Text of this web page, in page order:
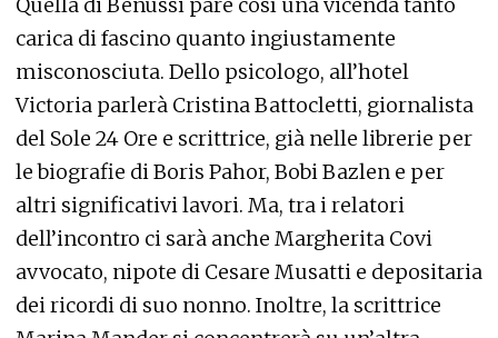
carica di fascino quanto ingiustamente
misconosciuta. Dello psicologo, all’hotel
Victoria parlerà Cristina Battocletti, giornalista
del Sole 24 Ore e scrittrice, già nelle librerie per
le biografie di Boris Pahor, Bobi Bazlen e per
altri significativi lavori. Ma, tra i relatori
dell’incontro ci sarà anche Margherita Covi
avvocato, nipote di Cesare Musatti e depositaria
dei ricordi di suo nonno. Inoltre, la scrittrice